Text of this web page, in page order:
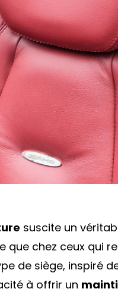
suscite un
que chez ceux qui
de siège, inspiré
à offrir un